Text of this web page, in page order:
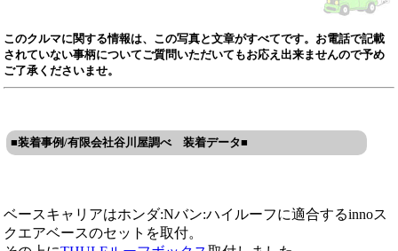
このクルマに関する情報は、この写真と文章がすべてです。お電話で記載
されていない事柄についてご質問いただいてもお応え出来ませんので予め
ご了承くださいませ。
■装着事例/有限会社谷川屋調べ 装着データ■
ベースキャリアはホンダ:Nバン:ハイルーフに適合するinnoス
クエアベースのセットを取付。